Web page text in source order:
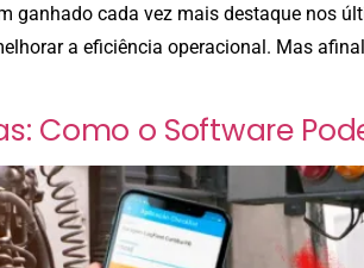
ganhado cada vez mais destaque nos
a eficiência operacional. Mas
Como o Software